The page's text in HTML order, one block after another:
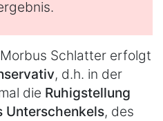
Schlatter erfolgt
, d.h. in der
die Ruhigstellung
Unterschenkels, des